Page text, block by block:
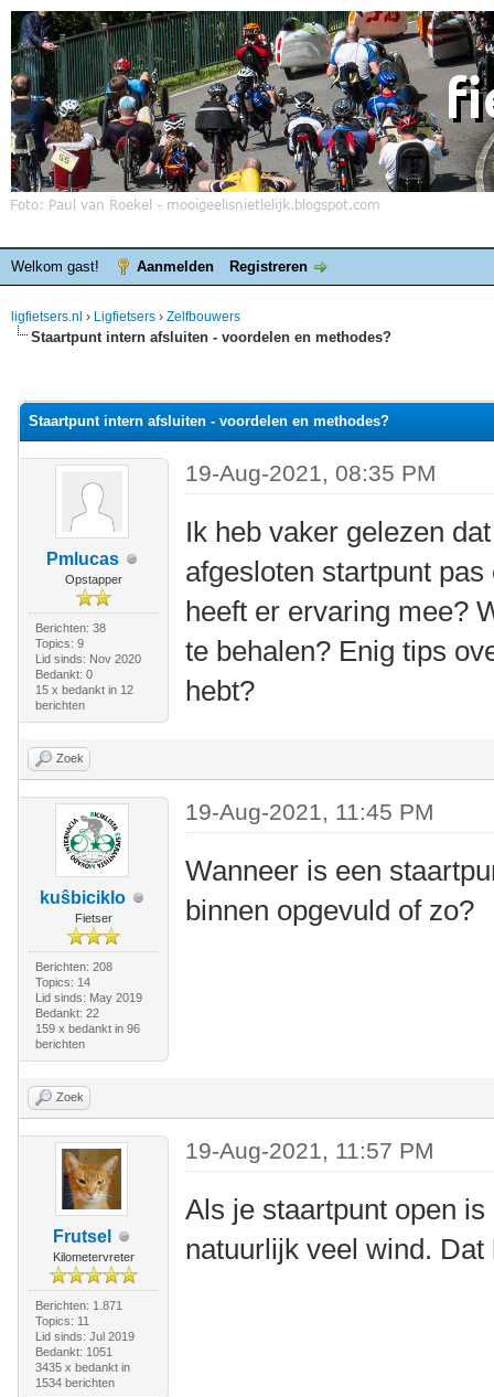
Welkom gast! Aanmelden Registreren
ligfietsers.nl › Ligfietsers › Zelfbouwers
Staartpunt intern afsluiten - voordelen en methodes?
Staartpunt intern afsluiten - voordelen en methodes?
Pmlucas
Opstapper
Berichten: 38
Topics: 9
Lid sinds: Nov 2020
Bedankt: 0
15 x bedankt in 12
berichten
19-Aug-2021, 08:35 PM
Ik heb vaker gelezen
afgesloten startpunt
heeft er ervaring mee?
te behalen? Enig tips
hebt?
Zoek
kuŝbiciklo
Fietser
Berichten: 208
Topics: 14
Lid sinds: May 2019
Bedankt: 22
159 x bedankt in 96
berichten
19-Aug-2021, 11:45 PM
Wanneer is een
binnen opgevuld of zo?
Zoek
Frutsel
Kilometervreter
Berichten: 1.871
Topics: 11
Lid sinds: Jul 2019
Bedankt: 1051
3435 x bedankt in
1534 berichten
19-Aug-2021, 11:57 PM
Als je staartpunt open
natuurlijk veel wind.